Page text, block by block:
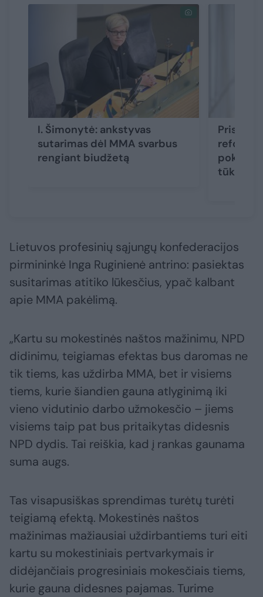
I. Šimonytė: ankstyvas
sutarimas dėl MMA svarbus
rengiant biudžetą
Pristatė
Lietuvos profesinių sąjungų konfederacijos
pirmininkė Inga Ruginienė antrino: pasiektas
susitarimas atitiko lūkesčius, ypač kalbant
apie MMA pakėlimą.
„Kartu su mokestinės naštos mažinimu, NPD
didinimu, teigiamas efektas bus daromas ne
tik tiems, kas uždirba MMA, bet ir visiems
tiems, kurie šiandien gauna atlyginimą iki
vieno vidutinio darbo užmokesčio – jiems
visiems taip pat bus pritaikytas didesnis
NPD dydis. Tai reiškia, kad į rankas gaunama
suma augs.
Tas visapusiškas sprendimas turėtų turėti
teigiamą efektą. Mokestinės naštos
mažinimas mažiausiai uždirbantiems turi eiti
kartu su mokestiniais pertvarkymais ir
didėjančiais progresiniais mokesčiais tiems,
kurie gauna didesnes pajamas. Turime